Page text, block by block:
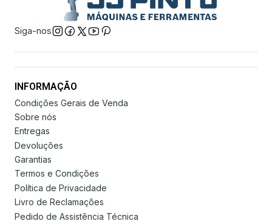
Siga-nos
INFORMAÇÃO
Condições Gerais de Venda
Sobre nós
Entregas
Devoluções
Garantias
Termos e Condições
Política de Privacidade
Livro de Reclamações
Pedido de Assistência Técnica